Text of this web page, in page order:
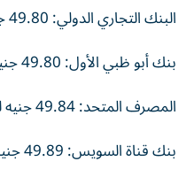
البنك التجاري الدولي: 49.80 جنيه للبيع، 49.70 جنيه للشراء.
بنك أبو ظبي الأول: 49.80 جنيه للبيع، 49.70 جنيه للشراء.
المصرف المتحد: 49.84 جنيه للبيع، 49.74 جنيه للشراء.
بنك قناة السويس: 49.89 جنيه للبيع، 49.79 جنيه للشراء.